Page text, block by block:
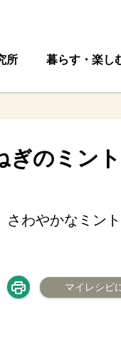
所 暮らす・楽し
ぎのミン
さわやかなミン
マイレシピ